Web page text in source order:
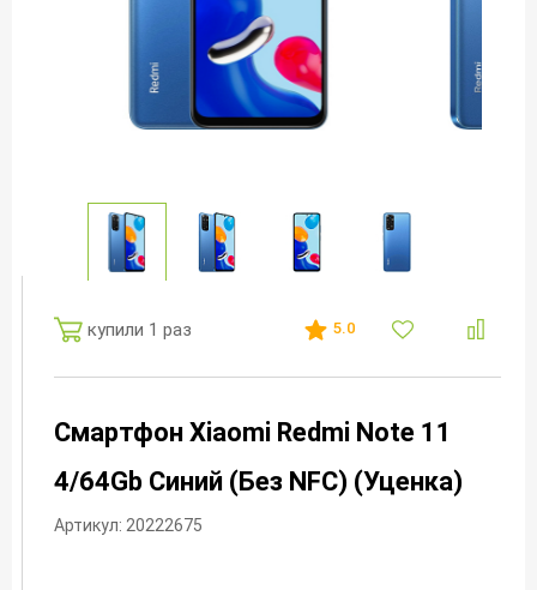
купили 1 раз 5.0
Смартфон Xiaomi Redmi Note 11
4/64Gb Синий (Без NFC) (Уценка)
Артикул: 20222675